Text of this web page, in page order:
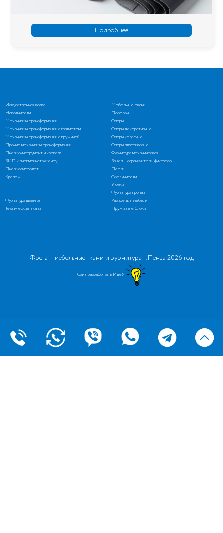
Подробнее
Искусственная кожа
Мебельные ткани
Наполнители
Поролон
Механизмы трансформации
Механизмы трансформации с газлифтом
Механизмы трансформации с пружиной
Прочие механизмы трансформации
Опоры
Опоры декоративные
Опоры колесные
Опоры пластиковые
Пневмоинструмент и крепеж
ЗИП к пневмоинструменту
Пневмопистолеты
Крепеж
Фурнитура механическая
Зацепы, ограничители, фиксаторы
Петли
Соединители
Уголки
Фурнитура прочая
Фурнитура швейная
Разное для мебели
Технические ткани
Пружинные блоки
Фрегат - мебельные ткани и фурнитура г. Пенза 2026 год
Сайт разработан в ИдеЯ